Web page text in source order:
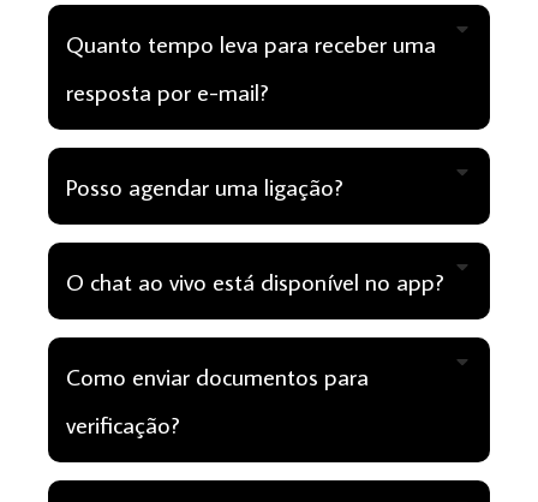
Quanto tempo leva para receber uma
resposta por e-mail?
Posso agendar uma ligação?
O chat ao vivo está disponível no app?
Como enviar documentos para
verificação?